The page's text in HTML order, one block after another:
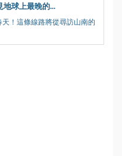
地球上最晚的...
！這條線路將從尋訪山南的